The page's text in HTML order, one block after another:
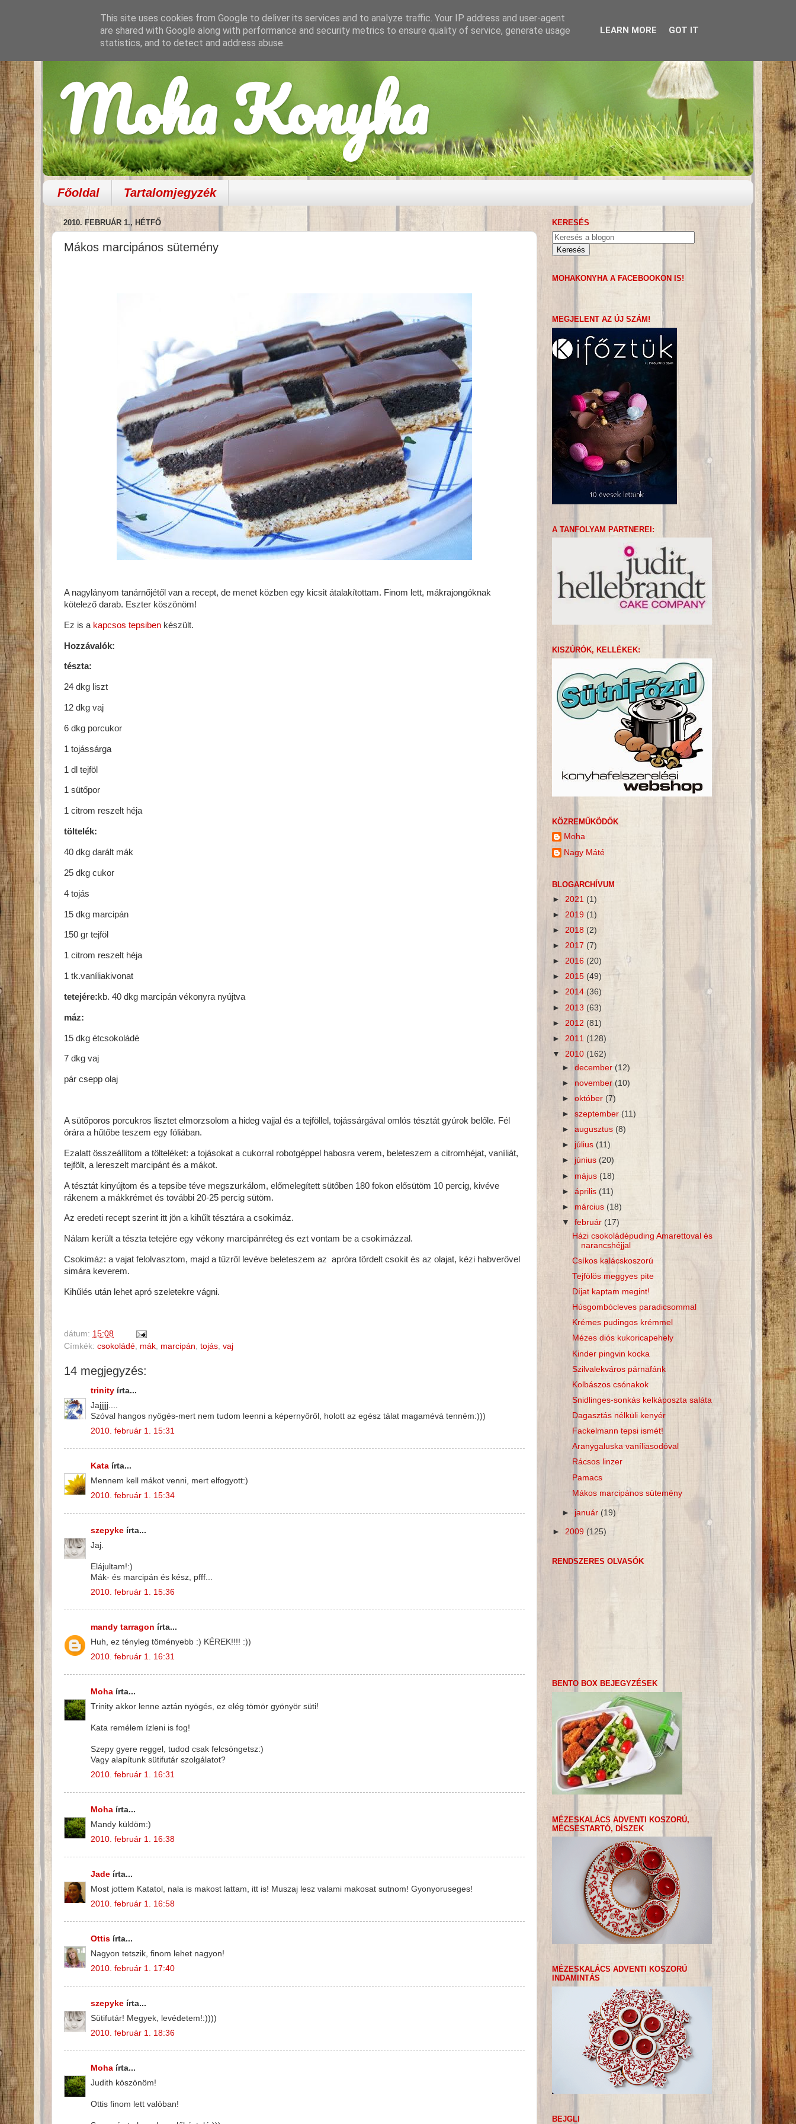
Moha Konyha
Főoldal Tartalomjegyzék
2010. FEBRUÁR 1., HÉTFŐ
Mákos marcipános sütemény
A nagylányom tanárnőjétől van a recept, de menet közben egy kicsit átalakítottam. Finom lett, mákrajongóknak
kötelező darab. Eszter köszönöm!
Ez is a kapcsos tepsiben készült.
Hozzávalók:
tészta:
24 dkg liszt
12 dkg vaj
6 dkg porcukor
1 tojássárga
1 dl tejföl
1 sütőpor
1 citrom reszelt héja
töltelék:
40 dkg darált mák
25 dkg cukor
4 tojás
15 dkg marcipán
150 gr tejföl
1 citrom reszelt héja
1 tk.vaníliakivonat
tetejére:kb. 40 dkg marcipán vékonyra nyújtva
máz:
15 dkg étcsokoládé
7 dkg vaj
pár csepp olaj
A sütőporos porcukros lisztet elmorzsolom a hideg vajjal és a tejföllel, tojássárgával omlós tésztát gyúrok belőle. Fél
órára a hűtőbe teszem egy fóliában.
Ezalatt összeállítom a tölteléket: a tojásokat a cukorral robotgéppel habosra verem, beleteszem a citromhéjat, vaníliát,
tejfölt, a lereszelt marcipánt és a mákot.
A tésztát kinyújtom és a tepsibe téve megszurkálom, előmelegített sütőben 180 fokon elősütöm 10 percig, kivéve
rákenem a mákkrémet és további 20-25 percig sütöm.
Az eredeti recept szerint itt jön a kihűlt tésztára a csokimáz.
Nálam került a tészta tetejére egy vékony marcipánréteg és ezt vontam be a csokimázzal.
Csokimáz: a vajat felolvasztom, majd a tűzről levéve beleteszem az apróra tördelt csokit és az olajat, kézi habverővel
simára keverem.
Kihűlés után lehet apró szeletekre vágni.
dátum: 15:08
Címkék: csokoládé mák marcipán tojás vaj
14 megjegyzés:
trinity írta...
Jajjjjj....
Szóval hangos nyögés-mert nem tudom leenni a képernyőről, holott az egész tálat magamévá tenném:)))
2010. február 1. 15:31
Kata írta...
Mennem kell mákot venni, mert elfogyott:)
2010. február 1. 15:34
szepyke írta...
Jaj.
Elájultam!:)
Mák- és marcipán és kész, pfff...
2010. február 1. 15:36
mandy tarragon írta...
Huh, ez tényleg töményebb :) KÉREK!!!! :))
2010. február 1. 16:31
Moha írta...
Trinity akkor lenne aztán nyögés, ez elég tömör gyönyör süti!
Kata remélem ízleni is fog!
Szepy gyere reggel, tudod csak felcsöngetsz:)
Vagy alapítunk sütifutár szolgálatot?
2010. február 1. 16:31
Moha írta...
Mandy küldöm:)
2010. február 1. 16:38
Jade írta...
Most jottem Katatol, nala is makost lattam, itt is! Muszaj lesz valami makosat sutnom! Gyonyoruseges!
2010. február 1. 16:58
Ottis írta...
Nagyon tetszik, finom lehet nagyon!
2010. február 1. 17:40
szepyke írta...
Sütifutár! Megyek, levédetem!:))))
2010. február 1. 18:36
Moha írta...
Judith köszönöm!
Ottis finom lett valóban!
KERESÉS
MOHAKONYHA A FACEBOOKON IS!
MEGJELENT AZ ÚJ SZÁM!
A TANFOLYAM PARTNEREI:
KISZÚRÓK, KELLÉKEK:
KÖZREMŰKÖDŐK
Moha
Nagy Máté
BLOGARCHÍVUM
► 2021 (1)
► 2019 (1)
► 2018 (2)
► 2017 (7)
► 2016 (20)
► 2015 (49)
► 2014 (36)
► 2013 (63)
► 2012 (81)
► 2011 (128)
▼ 2010 (162)
►december(12)
► november (10)
►október (7)
►szeptember(11)
►augusztus (8)
► július(11)
► június(20)
► május (18)
►április (11)
► március(18)
▼február(17)
Házi csokoládépuding Amarettoval és
narancshéjjal
Csíkos kalácskoszorú
Tejfölös meggyes pite
Díjat kaptam megint!
Húsgombócleves paradicsommal
Krémes pudingos krémmel
Mézes diós kukoricapehely
Kinder pingvin kocka
Szilvalekváros párnafánk
Kolbászos csónakok
Snidlinges-sonkás kelkáposzta saláta
Dagasztás nélküli kenyér
Fackelmann tepsi ismét!
Aranygaluska vaníliasodóval
Rácsos linzer
Pamacs
Mákos marcipános sütemény
► január (19)
► 2009 (125)
RENDSZERES OLVASÓK
BENTO BOX BEJEGYZÉSEK
MÉZESKALÁCS ADVENTI KOSZORÚ,
MÉCSESTARTÓ, DÍSZEK
MÉZESKALÁCS ADVENTI KOSZORÚ
INDAMINTÁS
BEJGLI
This site uses cookies from Google to deliver its services and to analyze traffic. Your IP address and user-agent
are shared with Google along with performance and security metrics to ensure quality of service, generate usage
statistics, and to detect and address abuse.
LEARN MORE GOT IT